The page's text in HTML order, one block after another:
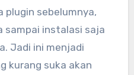
plugin sebelumnya,
sampai instalasi saja
Jadi ini menjadi
kurang suka akan